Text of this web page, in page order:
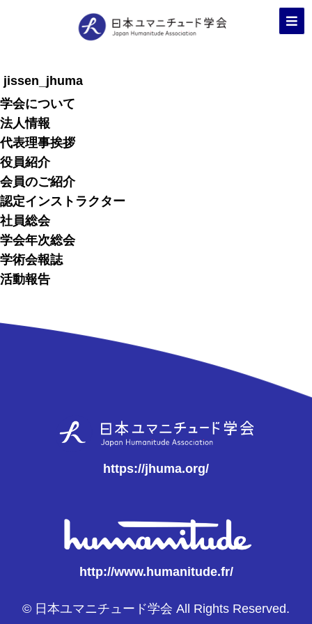
jissen_jhuma
学会について
法人情報
代表理事挨拶
役員紹介
会員のご紹介
認定インストラクター
社員総会
学会年次総会
学術会報誌
活動報告
https://jhuma.org/
http://www.humanitude.fr/
© 日本ユマニチュード学会 All Rights Reserved.